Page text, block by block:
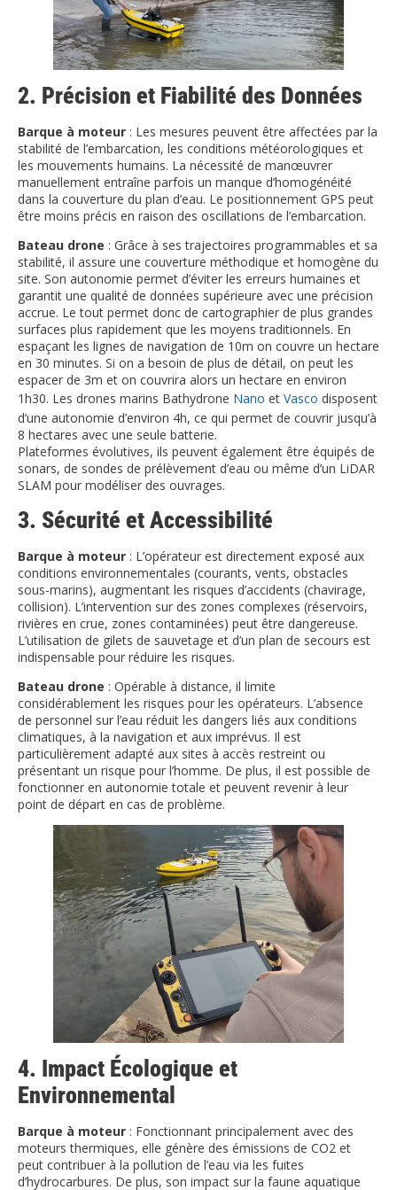
2. Précision et Fiabilité des Données
Barque à moteur : Les mesures peuvent être affectées par la
stabilité de l’embarcation, les conditions météorologiques et
les mouvements humains. La nécessité de manœuvrer
manuellement entraîne parfois un manque d’homogénéité
dans la couverture du plan d’eau. Le positionnement GPS peut
être moins précis en raison des oscillations de l’embarcation.
Bateau drone : Grâce à ses trajectoires programmables et sa
stabilité, il assure une couverture méthodique et homogène du
site. Son autonomie permet d’éviter les erreurs humaines et
garantit une qualité de données supérieure avec une précision
accrue. Le tout permet donc de cartographier de plus grandes
surfaces plus rapidement que les moyens traditionnels. En
espaçant les lignes de navigation de 10m on couvre un hectare
en 30 minutes. Si on a besoin de plus de détail, on peut les
espacer de 3m et on couvrira alors un hectare en environ
1h30. Les drones marins Bathydrone Nano et Vasco disposent
d’une autonomie d’environ 4h, ce qui permet de couvrir jusqu’à
8 hectares avec une seule batterie.
Plateformes évolutives, ils peuvent également être équipés de
sonars, de sondes de prélèvement d’eau ou même d’un LiDAR
SLAM pour modéliser des ouvrages.
3. Sécurité et Accessibilité
Barque à moteur : L’opérateur est directement exposé aux
conditions environnementales (courants, vents, obstacles
sous-marins), augmentant les risques d’accidents (chavirage,
collision). L’intervention sur des zones complexes (réservoirs,
rivières en crue, zones contaminées) peut être dangereuse.
L’utilisation de gilets de sauvetage et d’un plan de secours est
indispensable pour réduire les risques.
Bateau drone : Opérable à distance, il limite
considérablement les risques pour les opérateurs. L’absence
de personnel sur l’eau réduit les dangers liés aux conditions
climatiques, à la navigation et aux imprévus. Il est
particulièrement adapté aux sites à accès restreint ou
présentant un risque pour l’homme. De plus, il est possible de
fonctionner en autonomie totale et peuvent revenir à leur
point de départ en cas de problème.
4. Impact Écologique et
Environnemental
Barque à moteur : Fonctionnant principalement avec des
moteurs thermiques, elle génère des émissions de CO2 et
peut contribuer à la pollution de l’eau via les fuites
d’hydrocarbures. De plus, son impact sur la faune aquatique